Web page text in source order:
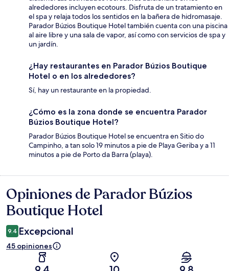
alrededores incluyen ecotours. Disfruta de un tratamiento en
el spa y relaja todos los sentidos en la bañera de hidromasaje.
Parador Búzios Boutique Hotel también cuenta con una piscina
al aire libre y una sala de vapor, así como con servicios de spa y
un jardín.
¿Hay restaurantes en Parador Búzios Boutique
Hotel o en los alrededores?
Sí, hay un restaurante en la propiedad.
¿Cómo es la zona donde se encuentra Parador
Búzios Boutique Hotel?
Parador Búzios Boutique Hotel se encuentra en Sitio do
Campinho, a tan solo 19 minutos a pie de Playa Geriba y a 11
minutos a pie de Porto da Barra (playa).
Opiniones
Opiniones de Parador Búzios
Boutique Hotel
9.4 Excepcional
45 opiniones